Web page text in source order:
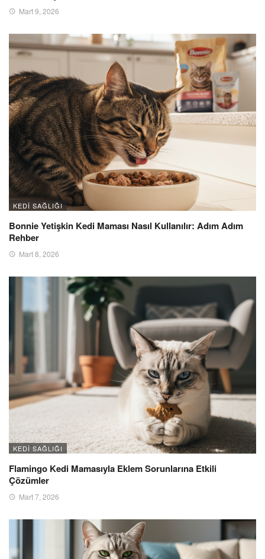
Mart 9, 2026
KEDI SAĞLIĞI
Bonnie Yetişkin Kedi Maması Nasıl Kullanılır: Adım Adım
Rehber
Mart 8, 2026
KEDI SAĞLIĞI
Flamingo Kedi Mamasıyla Eklem Sorunlarına Etkili
Çözümler
Mart 7, 2026